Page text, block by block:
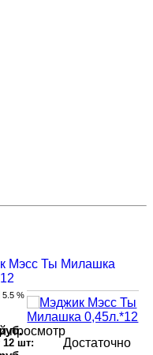
Мэсс Ты Милашка
просмотр
5.5 %
12 шт: Достаточно